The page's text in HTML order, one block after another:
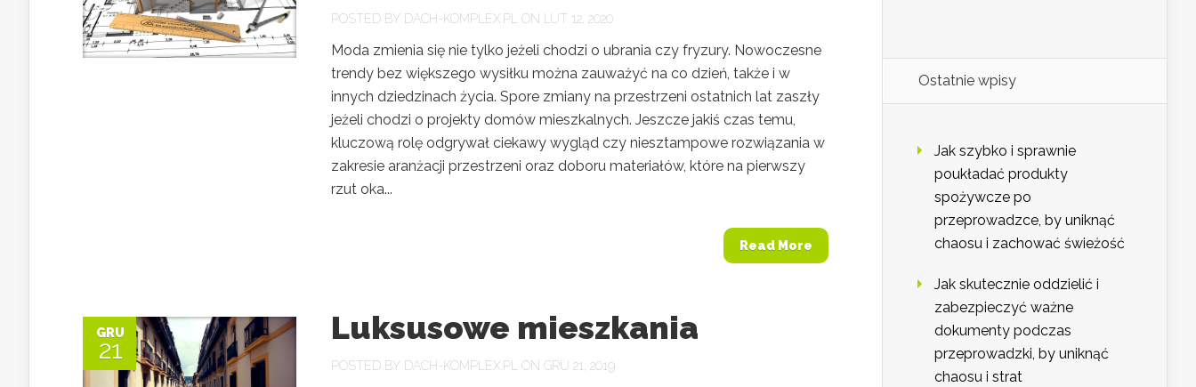
POSTED BY DACH-KOMPLEX.PL ON LUT 12, 2020
Moda zmienia się nie tylko jeżeli chodzi o ubrania czy fryzury. Nowoczesne
trendy bez większego wysiłku można zauważyć na co dzień, także i w
innych dziedzinach życia. Spore zmiany na przestrzeni ostatnich lat zaszły
jeżeli chodzi o projekty domów mieszkalnych. Jeszcze jakiś czas temu,
kluczową rolę odgrywał ciekawy wygląd czy niesztampowe rozwiązania w
zakresie aranżacji przestrzeni oraz doboru materiałów, które na pierwszy
rzut oka...
Read More
GRU
21
Luksusowe mieszkania
POSTED BY DACH-KOMPLEX.PL ON GRU 21, 2019
Ostatnie wpisy
Jak szybko i sprawnie
poukładać produkty
spożywcze po
przeprowadzce, by uniknąć
chaosu i zachować świeżość
Jak skutecznie oddzielić i
zabezpieczyć ważne
dokumenty podczas
przeprowadzki, by uniknąć
chaosu i strat